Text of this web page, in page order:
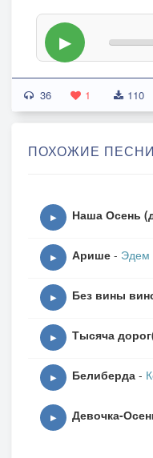
▶
36 1 110
ПОХОЖИЕ ПЕСНИ
▶ Наша Осень
▶ Арише - Эдем
▶ Без вины
▶ Тысяча
▶ Белиберда -
▶ Девочка-